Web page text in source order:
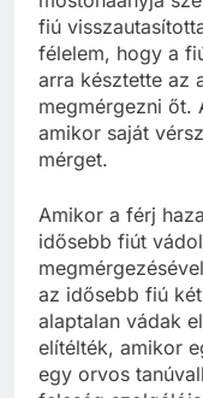
fiú
félelem, hogy a
arra késztette az
megmérgezni őt.
amikor saját
mérget.
Amikor a férj
idősebb fiút
az idősebb fiú
alaptalan vádak
elítélték, amikor
egy orvos